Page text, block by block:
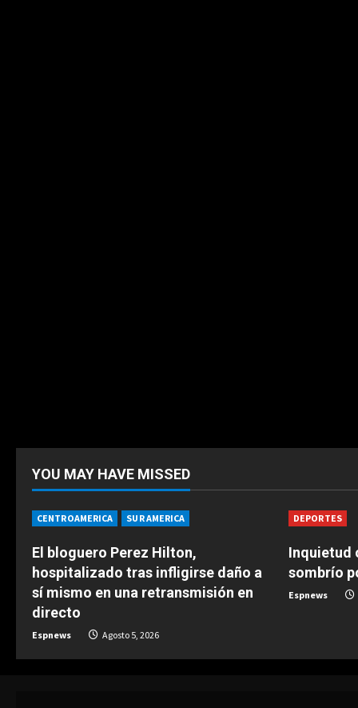
YOU MAY HAVE MISSED
CENTROAMERICA SUR AMERICA
El bloguero Perez Hilton,
hospitalizado tras infligirse daño a
sí mismo en una retransmisión en
directo
Espnews Agosto 5, 2026
DEPORTES
Inquietud
sombrío
Espnews